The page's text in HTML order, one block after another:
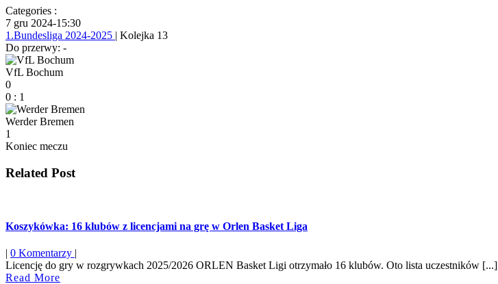
Categories :
7 gru 2024-15:30
1.Bundesliga 2024-2025 | Kolejka 13
Do przerwy: -
VfL Bochum
0
0 : 1
Werder Bremen
1
Koniec meczu
Related Post
Koszykówka: 16 klubów z licencjami na grę w Orlen Basket Liga
| 0 Komentarzy |
Licencję do gry w rozgrywkach 2025/2026 ORLEN Basket Ligi otrzymało 16 klubów. Oto lista uczestników [...]
Read More